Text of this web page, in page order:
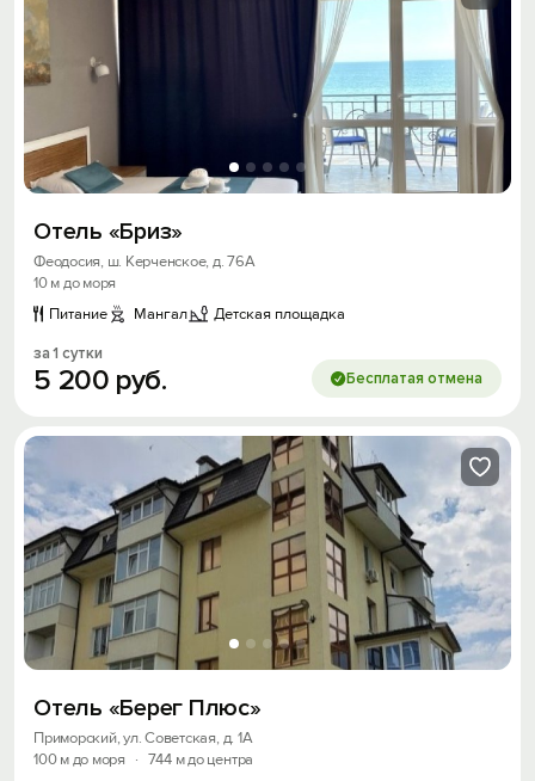
Отель «Бриз»
Феодосия, ш. Керченское, д. 76А
10 м до моря
Питание
Мангал Детская площадка
за 1 сутки
5 200 руб. Бесплатая отмена
Отель «Берег Плюс»
Приморский, ул. Советская, д. 1А
100 м до моря
· 744 м до центра